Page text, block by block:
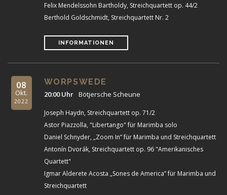
Felix Mendelssohn Bartholdy, Streichquartett op. 44/2
Berthold Goldschmidt, Streichquartett Nr. 2
INFORMATIONEN
08
Okt.
2022
WORPSWEDE
20:00 Uhr Bötjersche Scheune
Joseph Haydn, Streichquartett op. 71/2
Astor Piazzolla, "Libertango" für Marimba solo
Daniel Schnyder, „Zoom In” für Marimba und Streichquartett
Antonín Dvorák, Streichquartett op. 96 "Amerikanisches
Quartett"
Igmar Alderete Acosta „Sones de America” für Marimba und
Streichquartett